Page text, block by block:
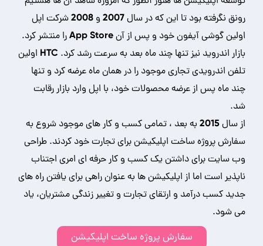
رونق نگرفته بود تا این که در سال 2007 و 2008 شرکت اپل
اولین گوشی آیفون خود و پس از آن App Store را منتشر کرد.
بازار اندروید نیز تنها چند ماه بعد به سرعت رشد کرد. HTC اولین
تلفن اندرویدی تجاری موجود را در همان ماه عرضه کرد و تنها
چند ماه پس از عرضه محصولات خود، با اپل وارد بازار رقابت
شد.
از سال 2015 به بعد ، تمامی کسب و کار های موجود شروع به
سفارش پروژه ساخت اپلیکیشن برای تجارت خود کردند. طراحی
وب سایت برای داشتن یک کسب و کار حرفه ای امری اجتناب
ناپذیر است اما از اپلیکیشن ها به عنوان راهی برای یافتن راه های
جدید کسب درآمد و ارتقای تجارت و تغییر زندگی مشتریان، یاد
می شود.
سفارش پروژه ساخت اپلیکیشن